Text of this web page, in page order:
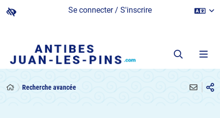
Se connecter / S'inscrire
Recherche avancée